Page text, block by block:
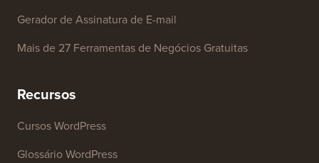
Gerador de Assinatura de E-mail
Mais de 27 Ferramentas de Negócios Gratuitas
Recursos
Cursos WordPress
Glossário WordPress